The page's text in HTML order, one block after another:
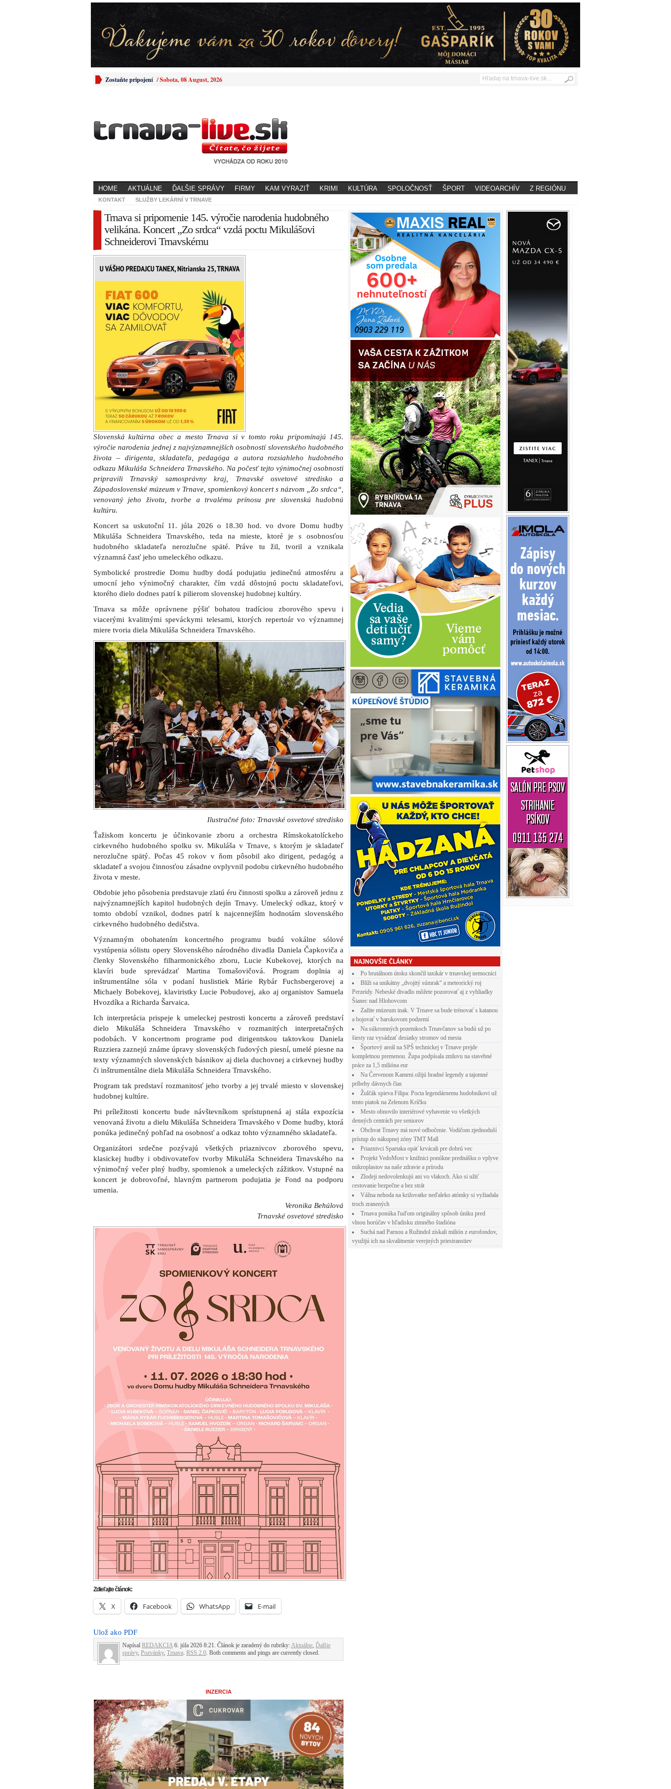
Zostaňte pripojení /Sobota, 08 August, 2026
HOME AKTUÁLNE ĎALŠIE SPRÁVY FIRMY KAM VYRAZIŤ KRIMI KULTÚRA SPOLOČNOSŤ ŠPORT VIDEOARCHÍV Z REGIÓNU
KONTAKT SLUŽBY LEKÁRNÍ V TRNAVE
Trnava si pripomenie 145. výročie narodenia hudobného
velikána. Koncert „Zo srdca“ vzdá poctu Mikulášovi
Schneiderovi Trnavskému
Slovenská kultúrna obec a mesto Trnava si v tomto roku pripomínajú 145.
výročie narodenia jednej z najvýznamnejších osobností slovenského hudobného
života – dirigenta, skladateľa, pedagóga a autora rozsiahleho hudobného
odkazu Mikuláša Schneidera Trnavského. Na počesť tejto výnimočnej osobnosti
pripravili Trnavský samosprávny kraj, Trnavské osvetové stredisko a
Západoslovenské múzeum v Trnave, spomienkový koncert s názvom „Zo srdca“,
venovaný jeho životu, tvorbe a trvalému prínosu pre slovenskú hudobnú
kultúru.
Koncert sa uskutoční 11. júla 2026 o 18.30 hod. vo dvore Domu hudby
Mikuláša Schneidera Trnavského, teda na mieste, ktoré je s osobnosťou
hudobného skladateľa nerozlučne späté. Práve tu žil, tvoril a vznikala
významná časť jeho umeleckého odkazu.
Symbolické prostredie Domu hudby dodá podujatiu jedinečnú atmosféru a
umocní jeho výnimočný charakter, čím vzdá dôstojnú poctu skladateľovi,
ktorého dielo dodnes patrí k pilierom slovenskej hudobnej kultúry.
Trnava sa môže oprávnene pýšiť bohatou tradíciou zborového spevu i
viacerými kvalitnými speváckymi telesami, ktorých repertoár vo významnej
miere tvoria diela Mikuláša Schneidera Trnavského.
Ilustračné foto: Trnavské osvetové stredisko
Ťažiskom koncertu je účinkovanie zboru a orchestra Rímskokatolíckeho
cirkevného hudobného spolku sv. Mikuláša v Trnave, s ktorým je skladateľ
nerozlučne spätý. Počas 45 rokov v ňom pôsobil ako dirigent, pedagóg a
skladateľ a svojou činnosťou zásadne ovplyvnil podobu cirkevného hudobného
života v meste.
Obdobie jeho pôsobenia predstavuje zlatú éru činnosti spolku a zároveň jednu z
najvýznamnejších kapitol hudobných dejín Trnavy. Umelecký odkaz, ktorý v
tomto období vznikol, dodnes patrí k najcennejším hodnotám slovenského
cirkevného hudobného dedičstva.
Významným obohatením koncertného programu budú vokálne sólové
vystúpenia sólistu opery Slovenského národného divadla Daniela Čapkoviča a
členky Slovenského filharmonického zboru, Lucie Kubekovej, ktorých na
klavíri bude sprevádzať Martina Tomašovičová. Program doplnia aj
inštrumentálne sóla v podaní huslistiek Márie Rybár Fuchsbergerovej a
Michaely Bobekovej, klaviristky Lucie Pobudovej, ako aj organistov Samuela
Hvozdíka a Richarda Šarvaica.
Ich interpretácia prispeje k umeleckej pestrosti koncertu a zároveň predstaví
dielo Mikuláša Schneidera Trnavského v rozmanitých interpretačných
podobách. V koncertnom programe pod dirigentskou taktovkou Daniela
Ruzziera zaznejú známe úpravy slovenských ľudových piesní, umelé piesne na
texty významných slovenských básnikov aj diela duchovnej a cirkevnej hudby
či inštrumentálne diela Mikuláša Schneidera Trnavského.
Program tak predstaví rozmanitosť jeho tvorby a jej trvalé miesto v slovenskej
hudobnej kultúre.
Pri príležitosti koncertu bude návštevníkom sprístupnená aj stála expozícia
venovaná životu a dielu Mikuláša Schneidera Trnavského v Dome hudby, ktorá
ponúka jedinečný pohľad na osobnosť a odkaz tohto významného skladateľa.
Organizátori srdečne pozývajú všetkých priaznivcov zborového spevu,
klasickej hudby i obdivovateľov tvorby Mikuláša Schneidera Trnavského na
výnimočný večer plný hudby, spomienok a umeleckých zážitkov. Vstupné na
koncert je dobrovoľné, hlavným partnerom podujatia je Fond na podporu
umenia.
Veronika Behúlová
Trnavské osvetové stredisko
Zdieľajte článok:
X Facebook WhatsApp E-mail
Ulož ako PDF
Napísal REDAKCIA 6. júla 2026 8:21. Článok je zaradený do rubriky:Aktuálne, Ďalšie
správy, Pozvánky, Trnava. RSS 2.0. Both comments and pings are currently closed.
INZERCIA
Po brutálnom útoku skončil taxikár v trnavskej nemocnici
Blíži sa unikátny „dvojitý súmrak“ a meteorický roj
Perzeidy. Nebeské divadlo môžete pozorovať aj z vyhliadky
Šianec nad Hlohovcom
Zažite múzeum inak. V Trnave sa bude trénovať s katanou
a bojovať v barokovom podzemí
Na súkromných pozemkoch Trnavčanov sa budú už po
šiesty raz vysádzať desiatky stromov od mesta
Športový areál na SPŠ technickej v Trnave prejde
kompletnou premenou. Župa podpísala zmluvu na stavebné
práce za 1,5 milióna eur
Na Červenom Kameni ožijú hradné legendy a tajomné
príbehy dávnych čias
Žulčák spieva Filipa: Pocta legendárnemu hudobníkovi už
tento piatok na Zelenom Kríčku
Mesto obnovilo interiérové vybavenie vo všetkých
denných centrách pre seniorov
Obchvat Trnavy má nové odbočenie. Vodičom zjednoduší
prístup do nákupnej zóny TMT Mall
Priaznivci Spartaka opäť krvácali pre dobrú vec
Projekt VedoMost v knižnici ponúkne prednášku o vplyve
mikroplastov na naše zdravie a prírodu
Zlodeji nedovolenkujú ani vo vlakoch. Ako si užiť
cestovanie bezpečne a bez strát
Vážna nehoda na križovatke neďaleko atómky si vyžiadala
troch zranených
Trnava ponúka ľuďom originálny spôsob úniku pred
vlnou horúčav v hľadisku zimného štadióna
Suchá nad Parnou a Ružindol získali milión z eurofondov,
využijú ich na skvalitnenie verejných priestranstiev